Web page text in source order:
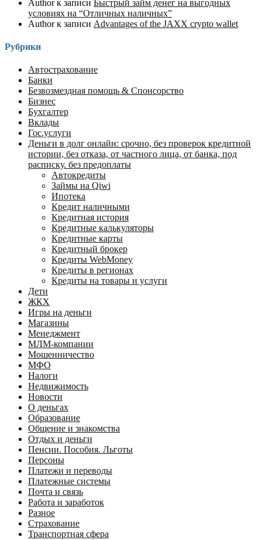
Authorк записи Быстрый займ денег на выгодных
условиях на “Отличных наличных”
Authorк записи Advantages of the JAXX crypto wallet
Рубрики
Автострахование
Банки
Безвозмездная помощь & Спонсорство
Бизнес
Бухгалтер
Вклады
Гос.услуги
Деньги в долг онлайн: срочно, без проверок кредитной
истории, без отказа, от частного лица, от банка, под
расписку. без предоплаты
Автокредиты
Займы на Qiwi
Ипотека
Кредит наличными
Кредитная история
Кредитные калькуляторы
Кредитные карты
Кредитный брокер
Кредиты WebMoney
Кредиты в регионах
Кредиты на товары и услуги
Дети
ЖКХ
Игры на деньги
Магазины
Менеджмент
МЛМ-компании
Мошенничество
МФО
Налоги
Недвижимость
Новости
О деньгах
Образование
Общение и знакомства
Отдых и деньги
Пенсии. Пособия. Льготы
Персоны
Платежи и переводы
Платежные системы
Почта и связь
Работа и заработок
Разное
Страхование
Транспортная сфера